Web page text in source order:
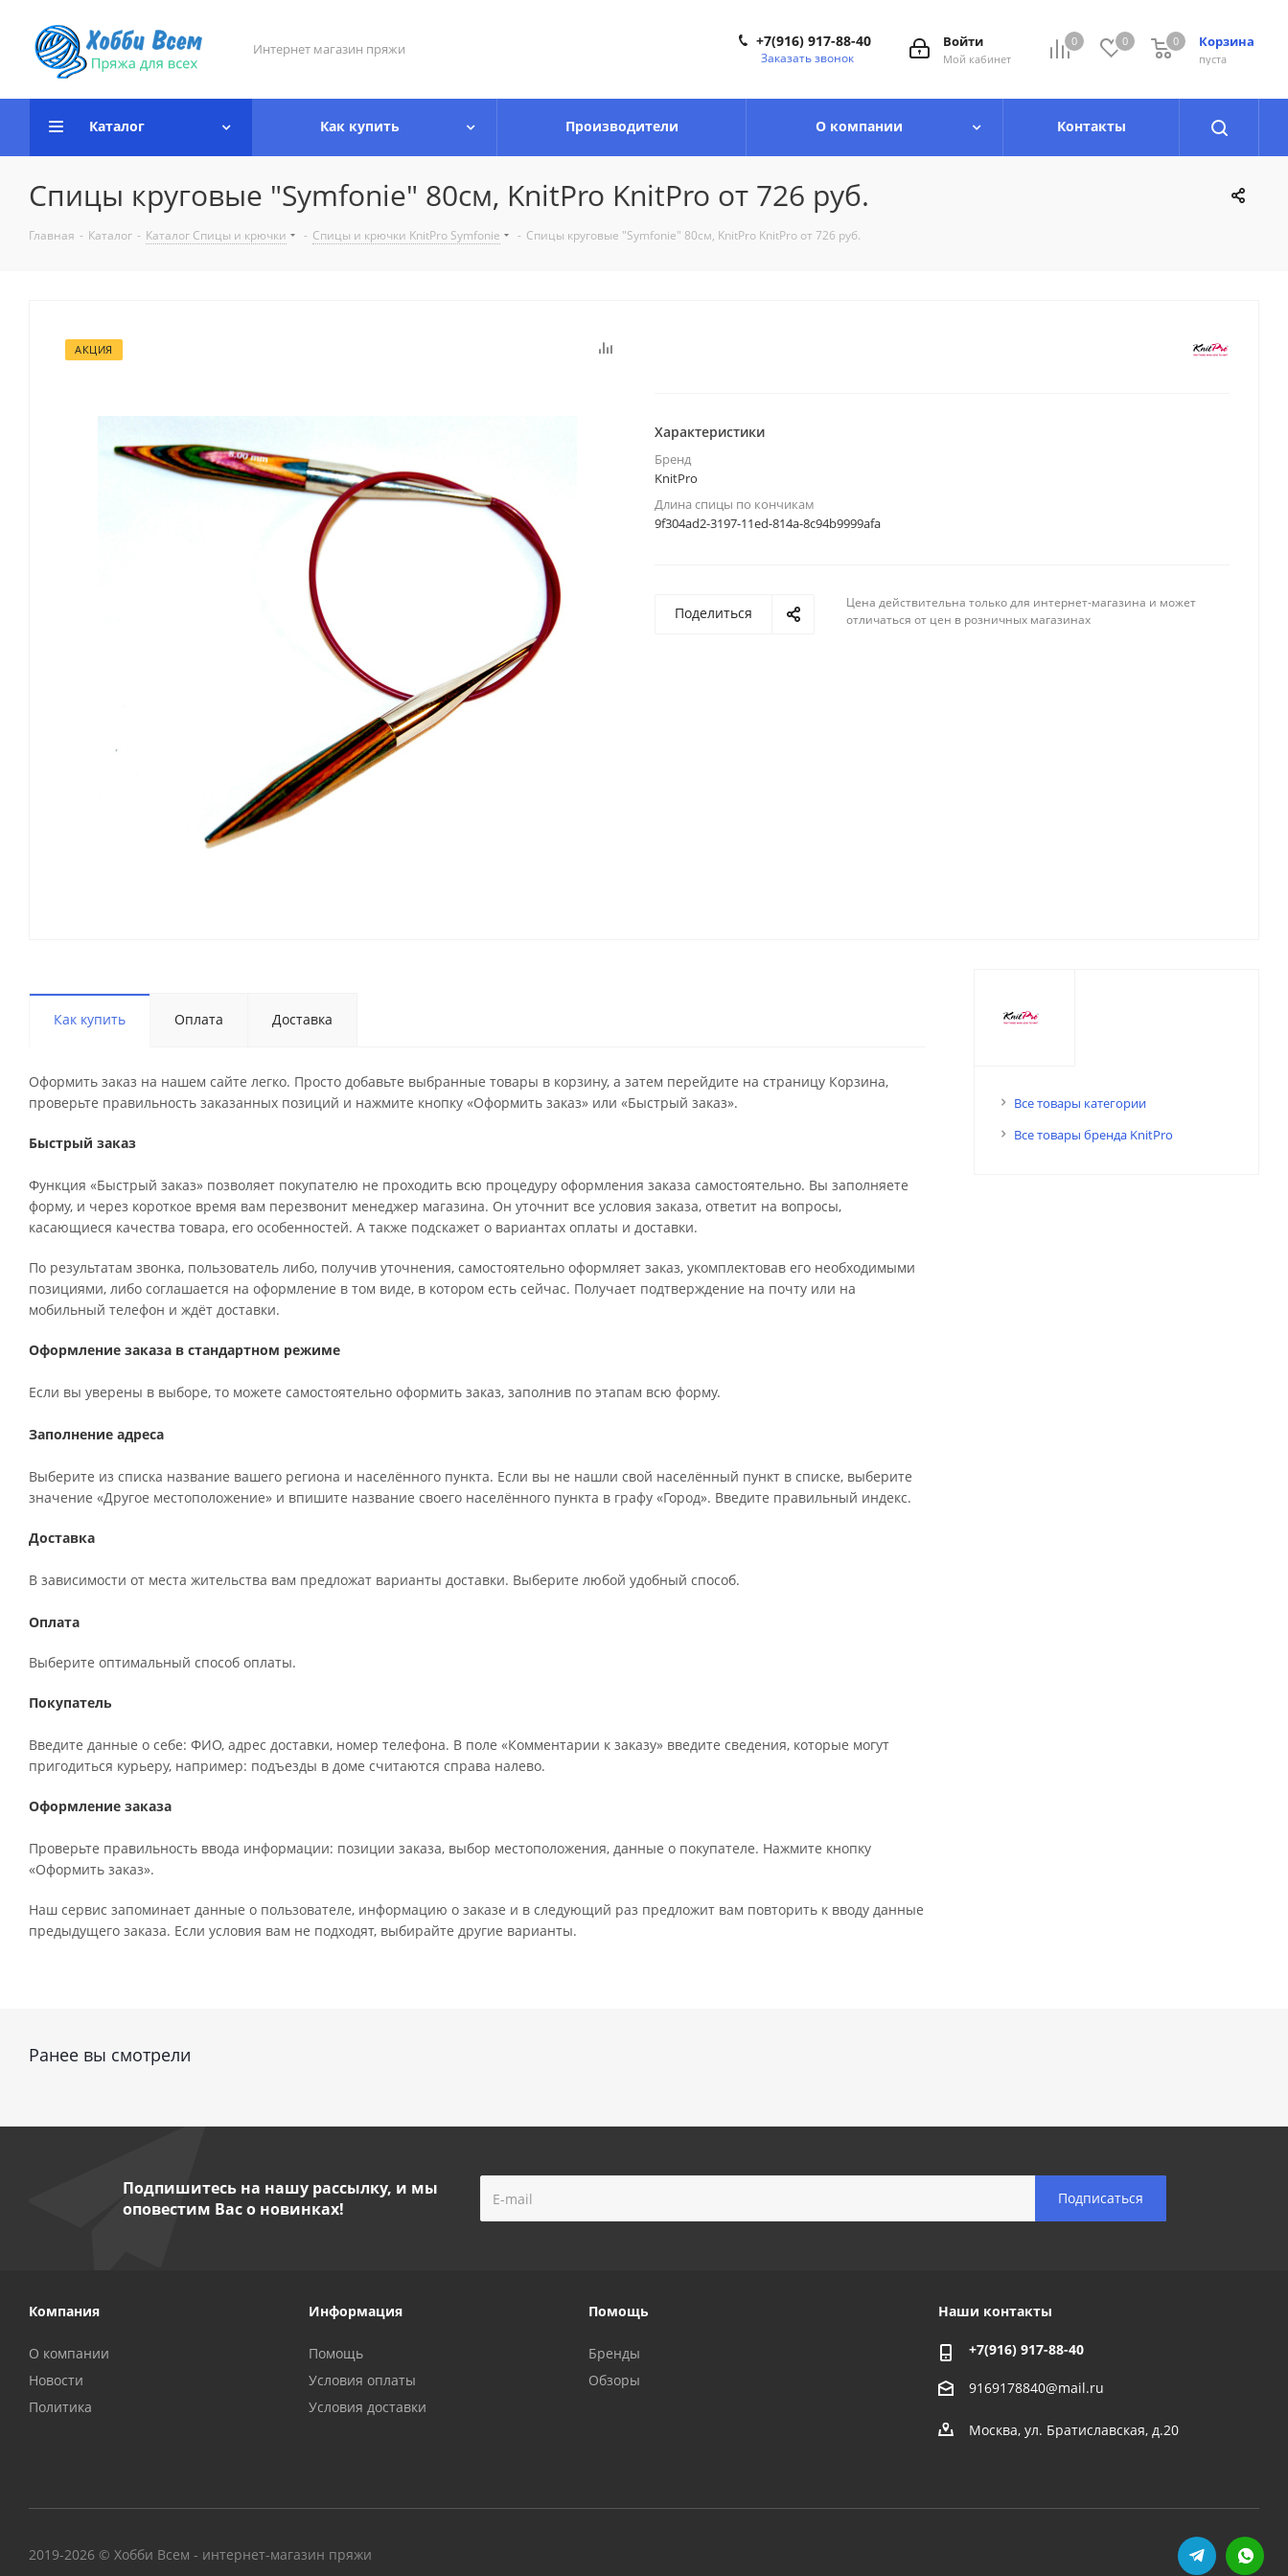
Интернет магазин пряжи 0 0 Корзина
0
пуста
0
Войти
Мой кабинет
+7(916) 917-88-40
Заказать звонок
Каталог Как купить Производители О компании Контакты
Спицы круговые "Symfonie" 80см, KnitPro KnitPro от 726 руб.
Главная - Каталог - Каталог Спицы и крючки - Спицы и крючки KnitPro Symfonie - Спицы круговые "Symfonie" 80см, KnitPro KnitPro от 726 руб.
АКЦИЯ
Характеристики
Бренд
KnitPro
Длина спицы по кончикам
9f304ad2-3197-11ed-814a-8c94b9999afa
Поделиться
Цена действительна только для интернет-магазина и может
отличаться от цен в розничных магазинах
Как купить Оплата Доставка
Оформить заказ на нашем сайте легко. Просто добавьте выбранные товары в корзину, а затем перейдите на страницу Корзина,
проверьте правильность заказанных позиций и нажмите кнопку «Оформить заказ» или «Быстрый заказ».
Быстрый заказ
Функция «Быстрый заказ» позволяет покупателю не проходить всю процедуру оформления заказа самостоятельно. Вы заполняете
форму, и через короткое время вам перезвонит менеджер магазина. Он уточнит все условия заказа, ответит на вопросы,
касающиеся качества товара, его особенностей. А также подскажет о вариантах оплаты и доставки.
По результатам звонка, пользователь либо, получив уточнения, самостоятельно оформляет заказ, укомплектовав его необходимыми
позициями, либо соглашается на оформление в том виде, в котором есть сейчас. Получает подтверждение на почту или на
мобильный телефон и ждёт доставки.
Оформление заказа в стандартном режиме
Если вы уверены в выборе, то можете самостоятельно оформить заказ, заполнив по этапам всю форму.
Заполнение адреса
Выберите из списка название вашего региона и населённого пункта. Если вы не нашли свой населённый пункт в списке, выберите
значение «Другое местоположение» и впишите название своего населённого пункта в графу «Город». Введите правильный индекс.
Доставка
В зависимости от места жительства вам предложат варианты доставки. Выберите любой удобный способ.
Оплата
Выберите оптимальный способ оплаты.
Покупатель
Введите данные о себе: ФИО, адрес доставки, номер телефона. В поле «Комментарии к заказу» введите сведения, которые могут
пригодиться курьеру, например: подъезды в доме считаются справа налево.
Оформление заказа
Проверьте правильность ввода информации: позиции заказа, выбор местоположения, данные о покупателе. Нажмите кнопку
«Оформить заказ».
Наш сервис запоминает данные о пользователе, информацию о заказе и в следующий раз предложит вам повторить к вводу данные
предыдущего заказа. Если условия вам не подходят, выбирайте другие варианты.
Все товары категории
Все товары бренда KnitPro
Ранее вы смотрели
Подпишитесь на нашу рассылку, и мы
оповестим Вас о новинках!
Компания
О компании
Новости
Политика
Информация
Помощь
Условия оплаты
Условия доставки
Помощь
Бренды
Обзоры
Наши контакты
+7(916) 917-88-40
9169178840@mail.ru
Москва, ул. Братиславская, д.20
2019-2026 © Хобби Всем - интернет-магазин пряжи